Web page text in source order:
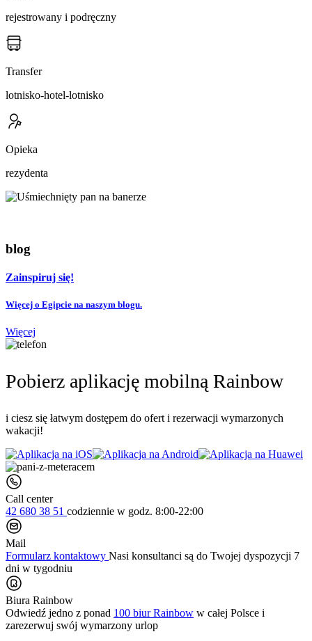
rejestrowany i podręczny
Transfer
lotnisko-hotel-lotnisko
Opieka
rezydenta
blog
Zainspiruj się!
Więcej o Egipcie na naszym blogu.
Więcej
Pobierz aplikację mobilną Rainbow
i ciesz się łatwym dostępem do ofert i rezerwacji wymarzonych
wakacji!
Call center
42 680 38 51 codziennie w godz. 8:00-22:00
Mail
Formularz kontaktowy Nasi konsultanci są do Twojej dyspozycji 7
dni w tygodniu
Biura Rainbow
Odwiedź jedno z ponad 100 biur Rainbow w całej Polsce i
zarezerwuj swój wymarzony urlop